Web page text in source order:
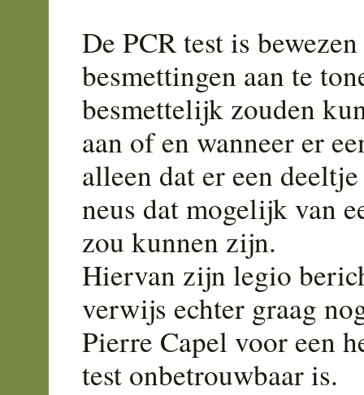
De PCR test is
besmettingen aan te
besmettelijk zouden
aan of en wanneer er
alleen dat er een
neus dat mogelijk van
zou kunnen zijn.
Hiervan zijn legio
verwijs echter graag
Pierre Capel voor een
test onbetrouwbaar is.